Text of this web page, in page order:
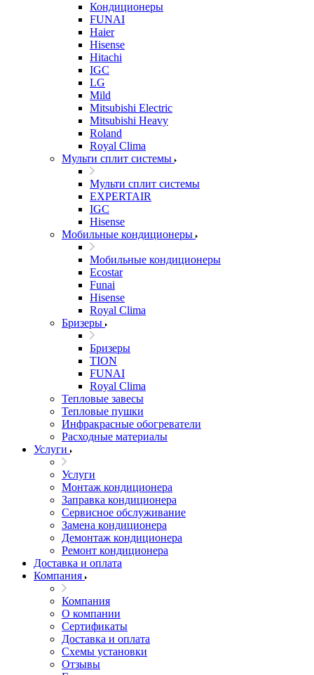
Кондиционеры
FUNAI
Haier
Hisense
Hitachi
IGC
LG
Mild
Mitsubishi Electric
Mitsubishi Heavy
Roland
Royal Clima
Мульти сплит системы
Мульти сплит системы
EXPERTAIR
IGC
Hisense
Мобильные кондиционеры
Мобильные кондиционеры
Ecostar
Funai
Hisense
Royal Clima
Бризеры
Бризеры
TION
FUNAI
Royal Clima
Тепловые завесы
Тепловые пушки
Инфракрасные обогреватели
Расходные материалы
Услуги
Услуги
Монтаж кондиционера
Заправка кондиционера
Сервисное обслуживание
Замена кондиционера
Демонтаж кондиционера
Ремонт кондиционера
Доставка и оплата
Компания
Компания
О компании
Сертификаты
Доставка и оплата
Схемы установки
Отзывы